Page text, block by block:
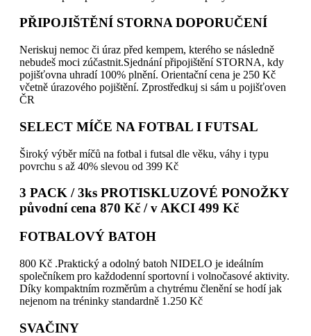
PŘIPOJIŠTĚNÍ STORNA DOPORUČENÍ
Neriskuj nemoc či úraz před kempem, kterého se následně
nebudeš moci zúčastnit.Sjednání připojištění STORNA, kdy
pojišťovna uhradí 100% plnění. Orientační cena je 250 Kč
včetně úrazového pojištění. Zprostředkuj si sám u pojišťoven
ČR
SELECT MÍČE NA FOTBAL I FUTSAL
Široký výběr míčů na fotbal i futsal dle věku, váhy i typu
povrchu s až 40% slevou od 399 Kč
3 PACK / 3ks PROTISKLUZOVÉ PONOŽKY
původní cena 870 Kč / v AKCI 499 Kč
FOTBALOVÝ BATOH
800 Kč .Praktický a odolný batoh NIDELO je ideálním
společníkem pro každodenní sportovní i volnočasové aktivity.
Díky kompaktním rozměrům a chytrému členění se hodí jak
nejenom na tréninky standardně 1.250 Kč
SVAČINY